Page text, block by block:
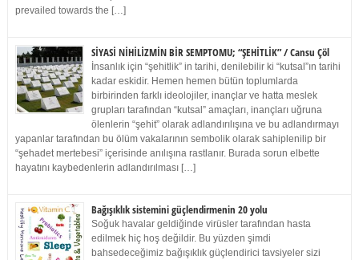
prevailed towards the […]
SİYASİ NİHİLİZMİN BİR SEMPTOMU; “ŞEHİTLİK” / Cansu Çöl
İnsanlık için “şehitlik” in tarihi, denilebilir ki “kutsal”ın tarihi
kadar eskidir. Hemen hemen bütün toplumlarda
birbirinden farklı ideolojiler, inançlar ve hatta meslek
grupları tarafından “kutsal” amaçları, inançları uğruna
ölenlerin “şehit” olarak adlandırılışına ve bu adlandırmayı
yapanlar tarafından bu ölüm vakalarının sembolik olarak sahiplenilip bir
“şehadet mertebesi” içerisinde anılışına rastlanır. Burada sorun elbette
hayatını kaybedenlerin adlandırılması […]
Bağışıklık sistemini güçlendirmenin 20 yolu
Soğuk havalar geldiğinde virüsler tarafından hasta
edilmek hiç hoş değildir. Bu yüzden şimdi
bahsedeceğimiz bağışıklık güçlendirici tavsiyeler sizi